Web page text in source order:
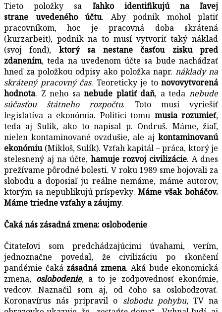
Tieto položky sa ľahko identifikujú na ľavej
strane uvedeného účtu. Aby podnik mohol platiť
pracovníkom, hoc je pracovná doba skrátená
(kurzarbeit), podnik na to musí vytvoriť taký náklad
(svoj fond), ktorý sa nestane časťou zisku
pred
zdanením, teda na uvedenom účte sa bude nachádzať
hneď za položkou odpisy ako položka napr. náklady na
skrátený pracovný čas. Teoreticky je to novovytvorená
hodnota. Z neho sanebude platiť daň, a tedanebude
súčasťou štátneho rozpočtu. Toto musí vyriešiť
legislatíva a ekonómia. Politici tomu musia rozumieť,
teda aj Sulík, ako to napísal p. Ondruš. Máme, žiaľ,
nielen kontaminované ovzdušie, ale aj kontaminovanú
ekonómiu(Mikloš, Sulík). Vzťah kapitál – práca, ktorý je
stelesnený aj na účte, hamuje rozvoj civilizácie. A dnes
prežívame pôrodné bolesti. V roku 1989 sme bojovali za
slobodu a doposiaľ ju reálne nemáme, máme autorov,
ktorým sa nepublikujú príspevky.Máme však boháčov.
Máme triedne vzťahy a záujmy.
Čaká nás zásadná zmena: oslobodenie
Čitateľovi som predchádzajúcimi úvahami, verím,
jednoznačne povedal, že civilizáciu po skončení
pandémie čaká zásadná zmena. Aká bude ekonomická
zmena, oslobodenie, a to je zodpovednosť ekonómie,
vedcov. Naznačil som aj, od čoho sa oslobodzovať.
Koronavírus nás pripravil o slobodu pohybu, TV na